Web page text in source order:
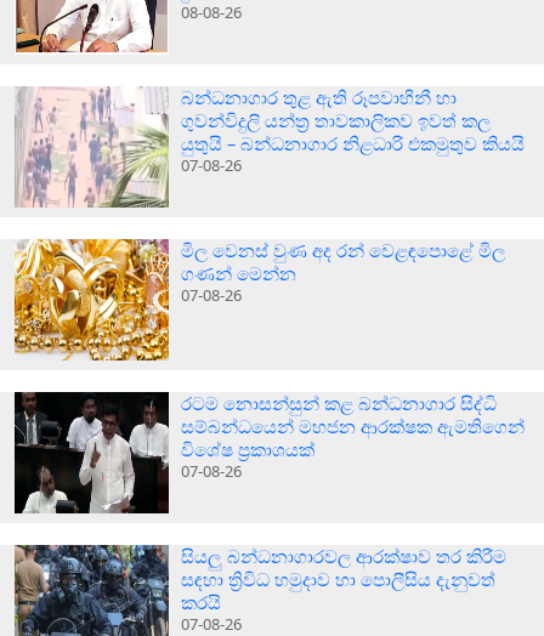
08-08-26
බන්ධනාගාර තුළ ඇති රූපවාහිනී හා
ගුවන්විදුලි යන්ත්‍ර තාවකාලිකව ඉවත් කල
යුතුයි – බන්ධනාගාර නිළධාරි එකමුතුව කියයි
07-08-26
මිල වෙනස් වුණ අද රන් වෙළඳපොළේ මිල
ගණන් මෙන්න
07-08-26
රටම නොසන්සුන් කළ බන්ධනාගාර සිද්ධි
සම්බන්ධයෙන් මහජන ආරක්ෂක ඇමතිගෙන්
විශේෂ ප්‍රකාශයක්
07-08-26
සියලු බන්ධනාගාරවල ආරක්ෂාව තර කිරීම
සඳහා ත්‍රිවිධ හමුදාව හා පොලීසිය දැනුවත්
කරයි
07-08-26